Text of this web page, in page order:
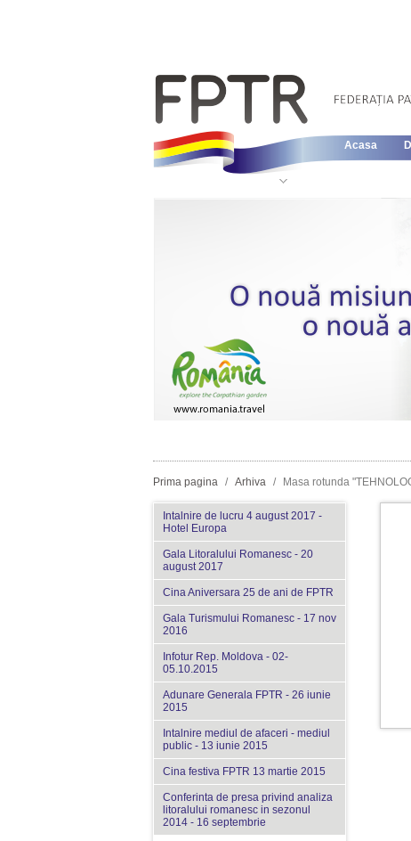
Acasa
Prima pagina / Arhiva / Masa rotunda
Intalnire de lucru 4 august 2017 -
Hotel Europa
Gala Litoralului Romanesc - 20
august 2017
Cina Aniversara 25 de ani de FPTR
Gala Turismului Romanesc - 17 nov
2016
Infotur Rep. Moldova - 02-
05.10.2015
Adunare Generala FPTR - 26 iunie
2015
Intalnire mediul de afaceri - mediul
public - 13 iunie 2015
Cina festiva FPTR 13 martie 2015
Conferinta de presa privind analiza
litoralului romanesc in sezonul
2014 - 16 septembrie